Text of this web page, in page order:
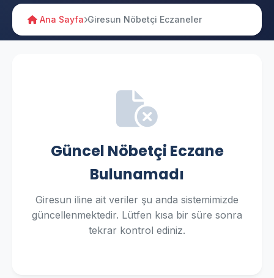
Ana Sayfa Giresun Nöbetçi Eczaneler
Güncel Nöbetçi Eczane
Bulunamadı
Giresun iline ait veriler şu anda sistemimizde
güncellenmektedir. Lütfen kısa bir süre sonra
tekrar kontrol ediniz.